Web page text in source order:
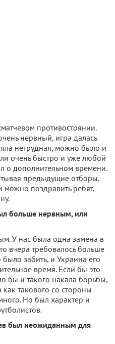
противостоянии.
нервный, игра далась
нетрудная, можно было и
очень быстро и уже любой
о дополнительном времени.
предыдущие отборы.
можно поздравить ребят,
больше нервным, или
У нас была одна замена в
вчера требовалось больше
забить, и Украина его
время. Если бы это
бы и такого накала борьбы,
как такового со стороны
Но был характер и
был неожиданным для